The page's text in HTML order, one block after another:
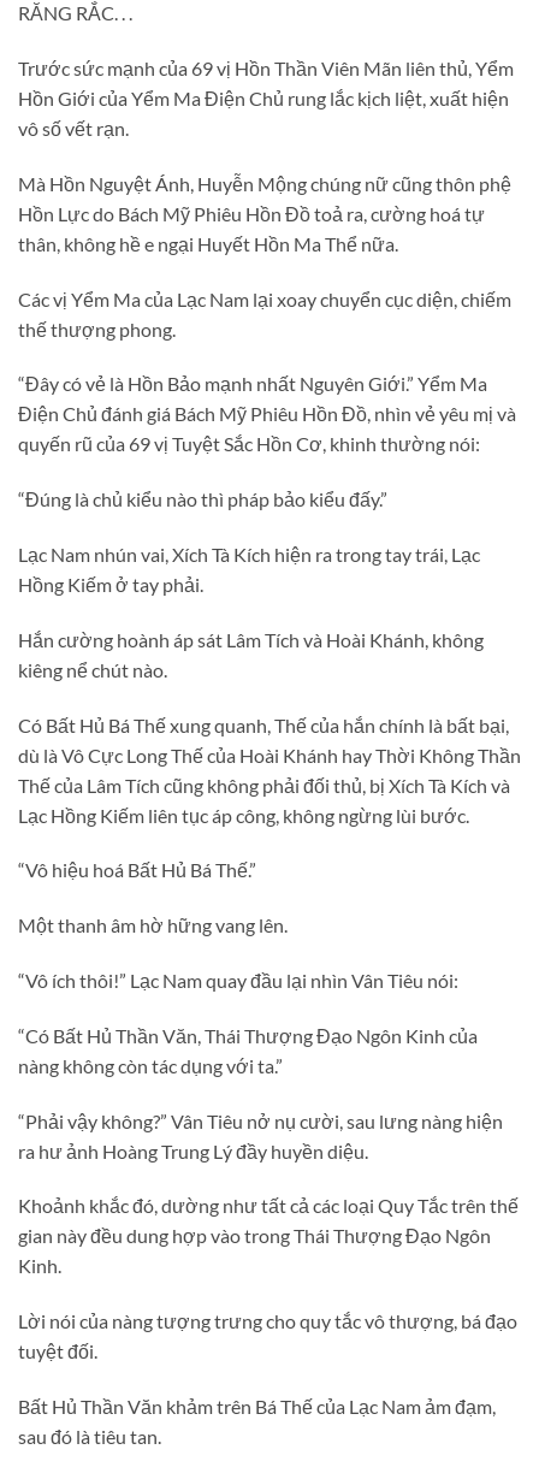
RĂNG RẮC. . .
Trước sức mạnh của 69 vị Hồn Thần Viên Mãn liên thủ, Yểm
Hồn Giới của Yểm Ma Điện Chủ rung lắc kịch liệt, xuất hiện
vô số vết rạn.
Mà Hồn Nguyệt Ánh, Huyễn Mộng chúng nữ cũng thôn phệ
Hồn Lực do Bách Mỹ Phiêu Hồn Đồ toả ra, cường hoá tự
thân, không hề e ngại Huyết Hồn Ma Thể nữa.
Các vị Yểm Ma của Lạc Nam lại xoay chuyển cục diện, chiếm
thế thượng phong.
“Đây có vẻ là Hồn Bảo mạnh nhất Nguyên Giới.” Yểm Ma
Điện Chủ đánh giá Bách Mỹ Phiêu Hồn Đồ, nhìn vẻ yêu mị và
quyến rũ của 69 vị Tuyệt Sắc Hồn Cơ, khinh thường nói:
“Đúng là chủ kiểu nào thì pháp bảo kiểu đấy.”
Lạc Nam nhún vai, Xích Tà Kích hiện ra trong tay trái, Lạc
Hồng Kiếm ở tay phải.
Hắn cường hoành áp sát Lâm Tích và Hoài Khánh, không
kiêng nể chút nào.
Có Bất Hủ Bá Thế xung quanh, Thế của hắn chính là bất bại,
dù là Vô Cực Long Thế của Hoài Khánh hay Thời Không Thần
Thế của Lâm Tích cũng không phải đối thủ, bị Xích Tà Kích và
Lạc Hồng Kiếm liên tục áp công, không ngừng lùi bước.
“Vô hiệu hoá Bất Hủ Bá Thế.”
Một thanh âm hờ hững vang lên.
“Vô ích thôi!” Lạc Nam quay đầu lại nhìn Vân Tiêu nói:
“Có Bất Hủ Thần Văn, Thái Thượng Đạo Ngôn Kinh của
nàng không còn tác dụng với ta.”
“Phải vậy không?” Vân Tiêu nở nụ cười, sau lưng nàng hiện
ra hư ảnh Hoàng Trung Lý đầy huyền diệu.
Khoảnh khắc đó, dường như tất cả các loại Quy Tắc trên thế
gian này đều dung hợp vào trong Thái Thượng Đạo Ngôn
Kinh.
Lời nói của nàng tượng trưng cho quy tắc vô thượng, bá đạo
tuyệt đối.
Bất Hủ Thần Văn khảm trên Bá Thế của Lạc Nam ảm đạm,
sau đó là tiêu tan.